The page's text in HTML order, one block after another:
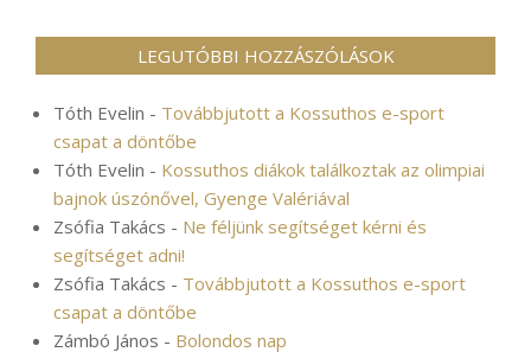
LEGUTÓBBI HOZZÁSZÓLÁSOK
Tóth Evelin - Továbbjutott a Kossuthos e-sport
csapat a döntőbe
Tóth Evelin - Kossuthos diákok találkoztak az olimpiai
bajnok úszónővel, Gyenge Valériával
Zsófia Takács - Ne féljünk segítséget kérni és
segítséget adni!
Zsófia Takács - Továbbjutott a Kossuthos e-sport
csapat a döntőbe
Zámbó János - Bolondos nap